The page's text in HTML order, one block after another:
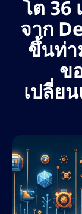
โต 36
จาก
ขึ้นท่า
ข
เปลี่ย